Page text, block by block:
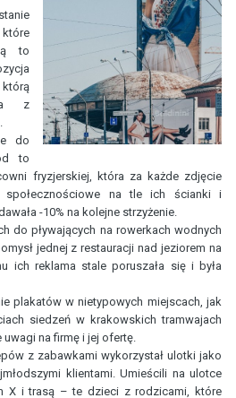
to
z
do
to
fryzjerskiej, która za każde zdjęcie
społecznościowe na tle ich ścianki i
-10% na kolejne strzyżenie.
do pływających na rowerkach wodnych
jednej z restauracji nad jeziorem na
ich reklama stale poruszała się i była
plakatów w nietypowych miejscach, jak
siedzeń w krakowskich tramwajach
na firmę i jej ofertę.
z zabawkami wykorzystał ulotki jako
klientami. Umieścili na ulotce
X i trasą – te dzieci z rodzicami, które